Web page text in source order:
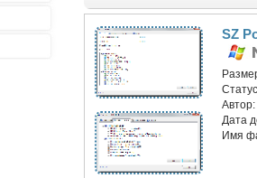
SZ
Дата
Имя